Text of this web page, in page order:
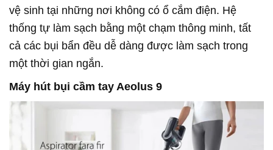
vệ sinh tại những nơi không có ổ cắm điện. Hệ
thống tự làm sạch bằng một chạm thông minh, tất
cả các bụi bẩn đều dễ dàng được làm sạch trong
một thời gian ngắn.
Máy hút bụi cầm tay Aeolus 9